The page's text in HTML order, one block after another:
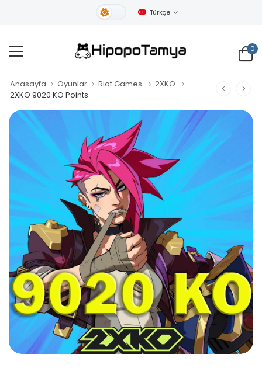
Gündüz Tema
Türkçe
0
Anasayfa Oyunlar Riot Games
2XKO
2XKO 9020 KO Points